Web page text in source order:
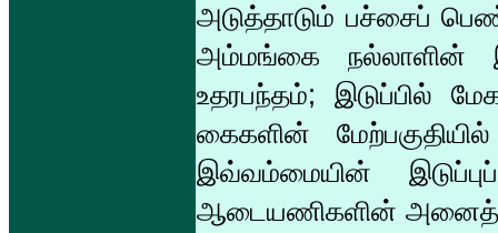
அடுத்தாடும் பச்சைப்
அம்மங்கை நல்லாளின்
உதரபந்தம்; இடுப்பில்
கைகளின்
இவ்வம்மையின்
ஆடையணிகளின்